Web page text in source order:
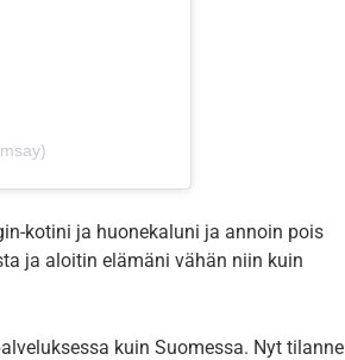
kotini ja huonekaluni ja annoin pois
ja aloitin elämäni vähän niin kuin
kuin Suomessa. Nyt tilanne